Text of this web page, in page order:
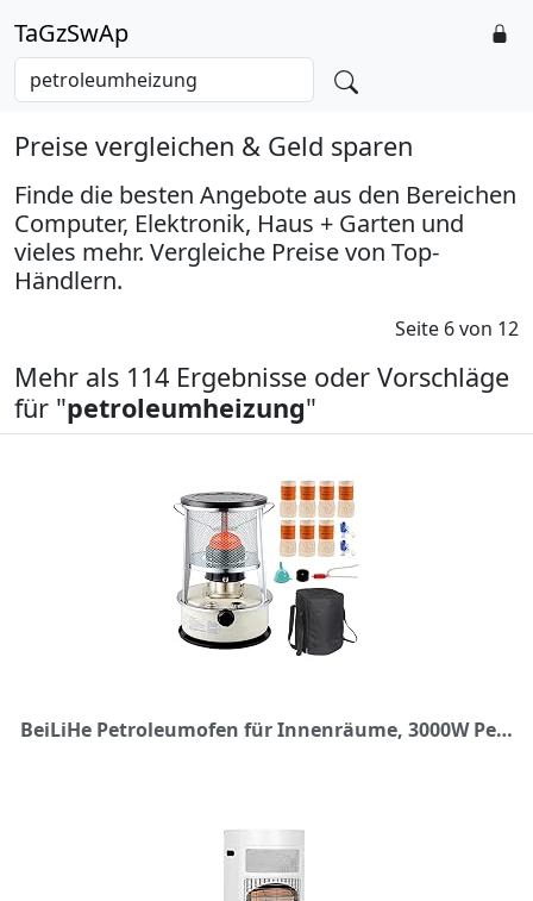
TaGzSwAp
Preise vergleichen & Geld sparen
Finde die besten Angebote aus den Bereichen
Computer, Elektronik, Haus + Garten und
vieles mehr. Vergleiche Preise von Top-
Händlern.
Seite 6 von 12
Mehr als 114 Ergebnisse oder Vorschläge
für "petroleumheizung"
BeiLiHe Petroleumofen für Innenräume, 3000W Petroleum Heizung, Mobile Ohne Strom Innen, Brenndauer 24-30 Stunden, Tragbarer Petroleumheizung Heizer mit Umfallschutz bis zu 30m², 6 L Weiß